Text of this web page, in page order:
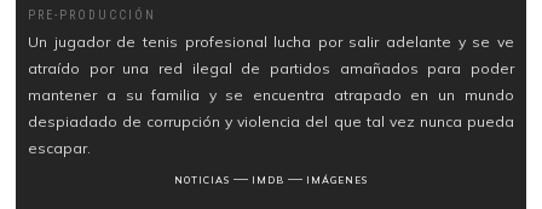
PRE-PRODUCCIÓN
Un jugador de tenis profesional lucha por salir adelante y se ve
atraído por una red ilegal de partidos amañados para poder
mantener a su familia y se encuentra atrapado en un mundo
despiadado de corrupción y violencia del que tal vez nunca pueda
escapar.
NOTICIAS ― IMDB ― IMÁGENES